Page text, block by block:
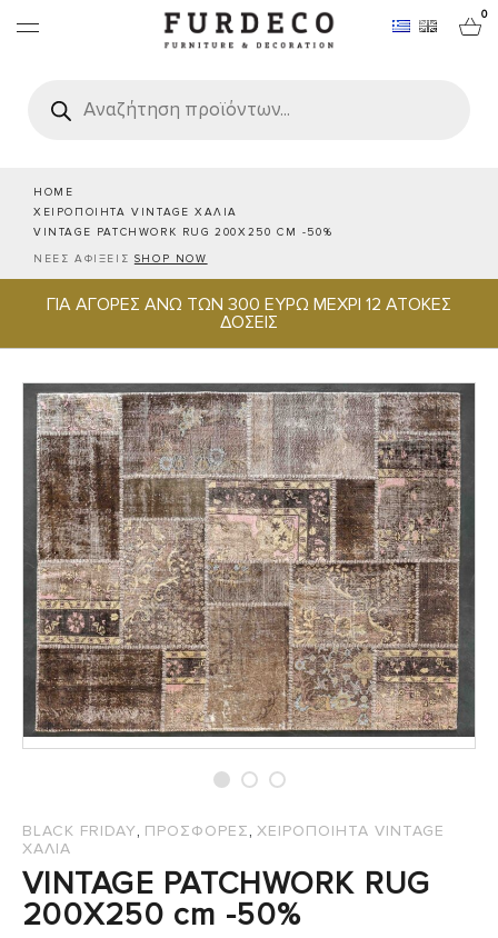
0
search
HOME
ΧΕΙΡΟΠΟΙΗΤΑ VINTAGE ΧΑΛΙΑ
VINTAGE PATCHWORK RUG 200X250 CM -50%
ΝΕΕΣ ΑΦΙΞΕΙΣ SHOP NOW
ΓΙΑ ΑΓΟΡΕΣ ΑΝΩ ΤΩΝ 300 ΕΥΡΩ ΜΕΧΡΙ 12 ΑΤΟΚΕΣ
ΔΟΣΕΙΣ
ΕΠΙΠΛΑ
ΧΑΛΙΑ
ΕΙΔΗ ΣΕΡΒΙΡΙΣΜΑΤΟΣ & ΦΙΛΟΞΕΝΙΑΣ
PROJECTS
BLACK FRIDAY, ΠΡΟΣΦΟΡΕΣ, ΧΕΙΡΟΠΟΙΗΤΑ VINTAGE
ΧΑΛΙΑ
VINTAGE PATCHWORK RUG
200X250 cm -50%